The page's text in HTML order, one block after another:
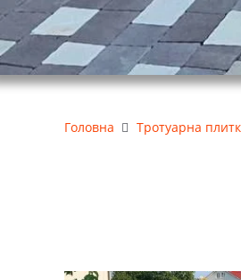
Головна Тротуарна